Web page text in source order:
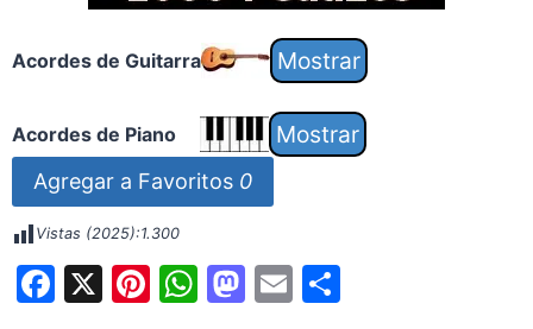
Acordes de Guitarra
Acordes de Piano
Agregar a Favoritos 0
Vistas (2025):1.300
F X Pi W M E S